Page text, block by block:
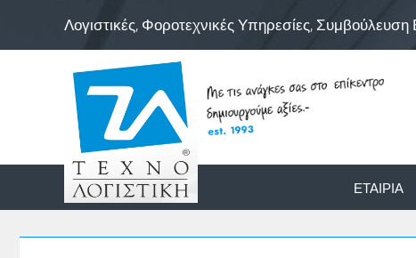
Λογιστικές, Φοροτεχνικές Υπηρεσίες,
ΕΤΑΙΡΊΑ